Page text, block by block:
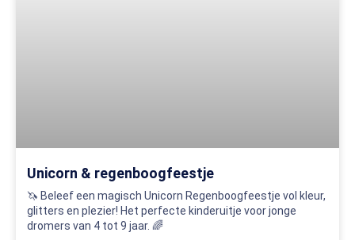
Unicorn & regenboogfeestje
🦄 Beleef een magisch Unicorn Regenboogfeestje vol kleur,
glitters en plezier! Het perfecte kinderuitje voor jonge
dromers van 4 tot 9 jaar. 🌈